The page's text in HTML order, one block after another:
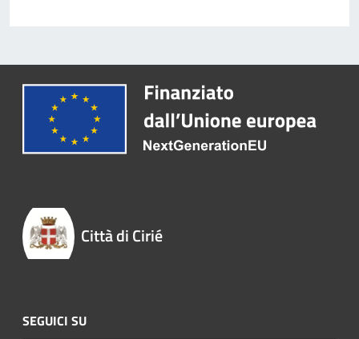
Città di Cirié
SEGUICI SU